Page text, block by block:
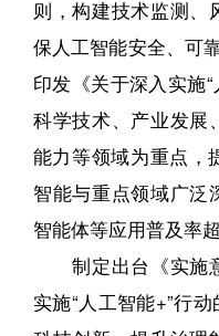
则，构建技术监测、
保人工智能安全、可
印发《关于深入实施
科学技术、产业发展
能力等领域为重点，
智能与重点领域广泛
智能体等应用普及率
制定出台《实施
实施“人工智能+”行